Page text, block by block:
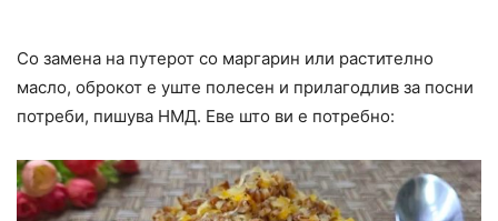
Со замена на путерот со маргарин или растително
масло, оброкот е уште полесен и прилагодлив за посни
потреби, пишува НМД. Еве што ви е потребно: